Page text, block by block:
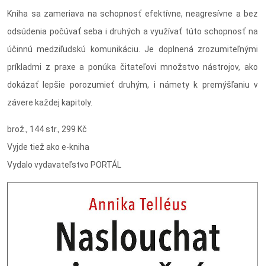
Kniha sa zameriava na schopnosť efektívne, neagresívne a bez
odsúdenia počúvať seba i druhých a využívať túto schopnosť na
účinnú medziľudskú komunikáciu. Je doplnená zrozumiteľnými
príkladmi z praxe a ponúka čitateľovi množstvo nástrojov, ako
dokázať lepšie porozumieť druhým, i námety k premýšľaniu v
závere každej kapitoly.
brož., 144 str., 299 Kč
Vyjde tiež ako e-kniha
Vydalo vydavateľstvo PORTÁL